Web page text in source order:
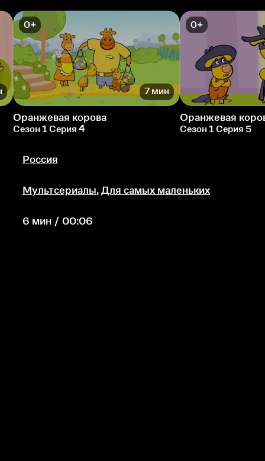
0+
7 мин
Оранжевая корова
Сезон 1 Серия 4
0+
Оранжевая
Сезон 1 Серия 5
Россия
Мультсериалы, Для самых маленьких
6 мин / 00:06